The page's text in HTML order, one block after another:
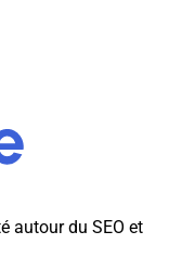
autour du SEO et